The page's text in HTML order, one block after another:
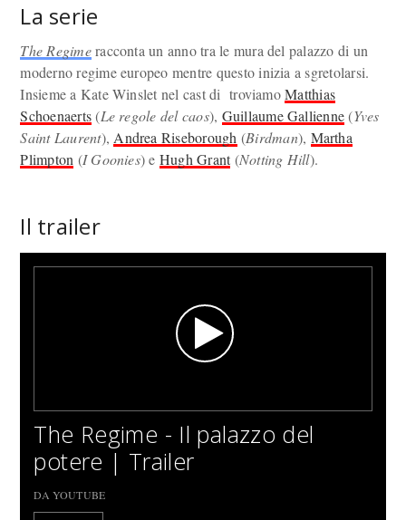
La serie
The Regimeracconta un anno tra le mura del palazzo di un
moderno regime europeo mentre questo inizia a sgretolarsi.
Insieme a Kate Winslet nel cast di troviamoMatthias
Schoenaerts(Le regole del caos), Guillaume Gallienne(Yves
Saint Laurent), Andrea Riseborough (Birdman), Martha
Plimpton (I Goonies) e Hugh Grant(Notting Hill).
Il trailer
The Regime - Il palazzo del
potere | Trailer
DA YOUTUBE